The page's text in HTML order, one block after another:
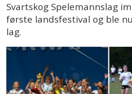
Svartskog Spelemannslag
første landsfestival og ble
lag.